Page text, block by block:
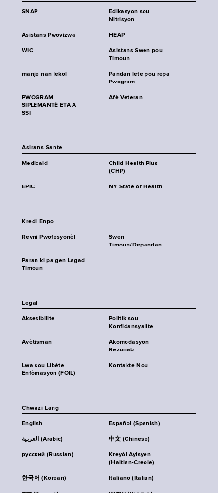
SNAP
Edikasyon sou
Nitrisyon
Asistans Pwovizwa HEAP
WIC
Asistans Swen pou
Timoun
manje nan lekol
Pandan lete pou repa
Pwogram
PWOGRAM
SIPLEMANTÈ ETA A
SSI
Afè Veteran
Asirans Sante
Medicaid
Child Health Plus
(CHP)
EPIC NY State of Health
Kredi Enpo
Revni Pwofesyonèl
Swen
Timoun/Depandan
Paran ki pa gen Lagad
Timoun
Legal
Aksesibilite
Politik sou
Konfidansyalite
Avètisman
Akomodasyon
Rezonab
Lwa sou Libète
Enfòmasyon (FOIL)
Kontakte Nou
Chwazi Lang
English Español (Spanish)
العربية (Arabic) 中文 (Chinese)
русский (Russian)
Kreyòl Ayisyen
(Haitian-Creole)
한국어 (Korean) Italiano (Italian)